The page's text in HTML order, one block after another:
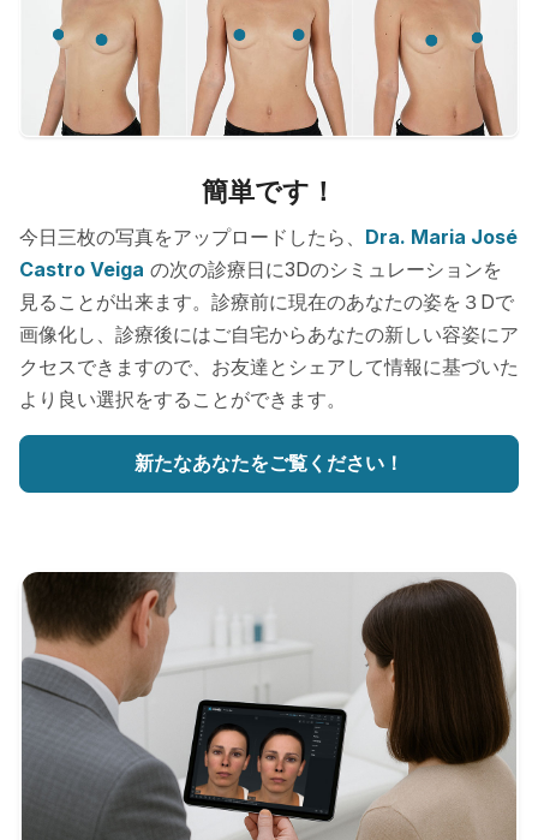
簡単です！
今日三枚の写真をアップロードしたら、 Dra. Maria José
Castro Veiga の次の診療日に3Dのシミュレーションを
見ることが出来ます。診療前に現在のあなたの姿を３Dで
画像化し、診療後にはご自宅からあなたの新しい容姿にア
クセスできますので、お友達とシェアして情報に基づいた
より良い選択をすることができます。
新たなあなたをご覧ください！